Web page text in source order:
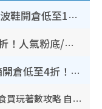
開倉優惠 | 尖沙咀海港城名牌波鞋開倉低至1折！On鞋$899起／Joy&Peace鞋履$98起
CHANEL美妝限時減價低至3折！人氣粉底/唇膏/精華液低至$275！COCO香水都有平
開倉優惠｜尖沙咀名牌行李箱開倉低至4折！一連5日 American Tourister/ace./Hallmark $200起！
【8月生日優惠2026】全港85大食買玩著數攻略 自助餐/火鍋放題同行免費＋誠品/DONKI送現金券